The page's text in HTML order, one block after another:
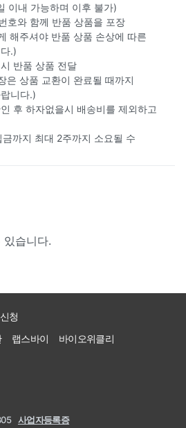
이내 가능하며 이후 불가)
호와 함께 반품 상품을 포장
해주셔야 반품 상품 손상에 따른
.)
반품 상품 전달
은 상품 교환이 완료될 때까지
니다.)
후 하자없을시 배송비를 제외하고
까지 최대 2주까지 소요될 수
습니다.
청
랩스바이 바이오위클리
사업자등록증